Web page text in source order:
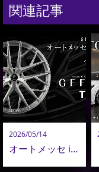
関連記事
2026/05/14
オートメッセ in 愛知にて初披露。AMISTAD 新鍛造ホイール「GEEBEL TW」